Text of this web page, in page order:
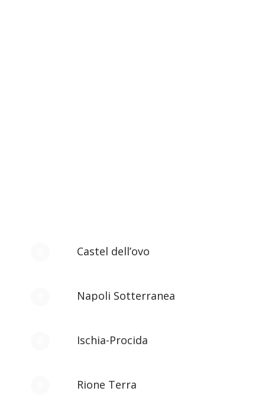
Castel dell’ovo
Napoli Sotterranea
Ischia-Procida
Rione Terra